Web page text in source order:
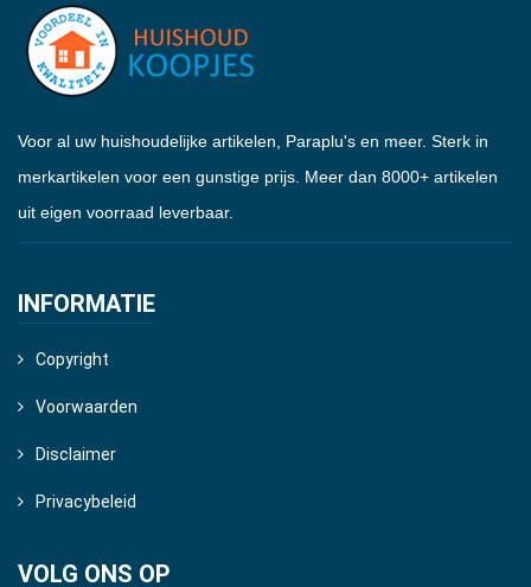
Voor al uw huishoudelijke artikelen, Paraplu's en meer. Sterk in
merkartikelen voor een gunstige prijs. Meer dan 8000+ artikelen
uit eigen voorraad leverbaar.
INFORMATIE
Copyright
Voorwaarden
Disclaimer
Privacybeleid
VOLG ONS OP